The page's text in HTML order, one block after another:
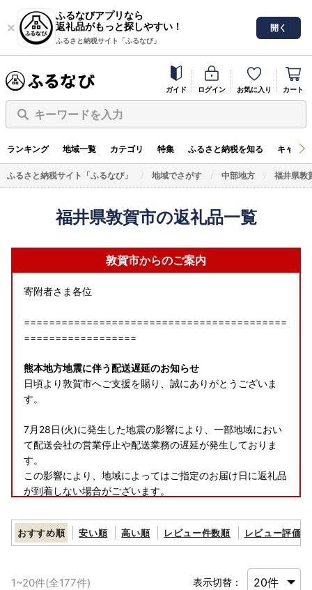
ふるなびアプリなら
返礼品がもっと探しやすい！
ふるさと納税サイト「ふるなび」
開く
ガイド ログイン お気に入り カート
キーワードを入力
ランキング 地域一覧 カテゴリ 特集 ふるさと納税を知る キャン
ふるさと納税サイト「ふるなび」 地域でさがす 中部地方 福井県敦
福井県敦賀市の返礼品一覧
敦賀市からのご案内
寄附者さま各位
==========================================
==================
熊本地方地震に伴う配送遅延のお知らせ
日頃より敦賀市へご支援を賜り、誠にありがとうございま
す。
7月28日(火)に発生した地震の影響により、一部地域におい
て配送会社の営業停止や配送業務の遅延が発生しておりま
す。
この影響により、地域によってはご指定のお届け日に返礼品
が到着しない場合がございます。
ご確認ください。
ご迷惑とご心配をおかけいたしますが、何卒ご理解とご了承
を賜りますようお願い申し上げます。
おすすめ順 安い順 高い順 レビュー件数順 レビュー評価順
1~20件(全177件) 表示切替：